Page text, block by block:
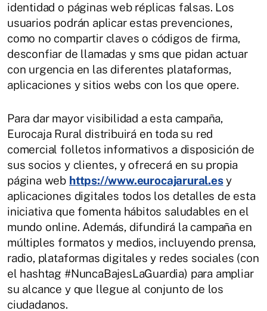
identidad o páginas web réplicas falsas. Los
usuarios podrán aplicar estas prevenciones,
como no compartir claves o códigos de firma,
desconfiar de llamadas y sms que pidan actuar
con urgencia en las diferentes plataformas,
aplicaciones y sitios webs con los que opere.
Para dar mayor visibilidad a esta campaña,
Eurocaja Rural distribuirá en toda su red
comercial folletos informativos a disposición de
sus socios y clientes, y ofrecerá en su propia
página web https://www.eurocajarural.esy
aplicaciones digitales todos los detalles de esta
iniciativa que fomenta hábitos saludables en el
mundo online. Además, difundirá la campaña en
múltiples formatos y medios, incluyendo prensa,
radio, plataformas digitales y redes sociales (con
el hashtag #NuncaBajesLaGuardia) para ampliar
su alcance y que llegue al conjunto de los
ciudadanos.